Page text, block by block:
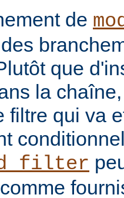
de
que
la
filtre qui va